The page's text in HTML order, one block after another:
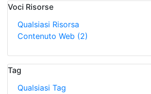
Voci Risorse
Qualsiasi Risorsa
Contenuto Web (2)
Tag
Qualsiasi Tag